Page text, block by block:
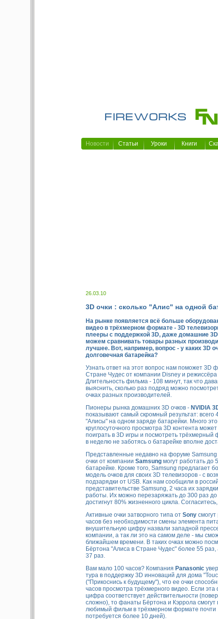
Новости Статьи Уроки Книги
26.03.10
3D очки : сколько "Алис" на одной
На рынке появляется всё больше
видео в трёхмерном формате - 3D
плееры с поддержкой 3D, даже домашние
можем сравнивать товары разных
лучшее. Вот, например, вопрос - у каких 3D
долговечная батарейка?
Узнать ответ на этот вопрос нам поможет 3D
Стране Чудес от компании Disney и
Длительность фильма - 108 минут, так что
выяснить, сколько раз подряд можно
очках разных производителей.
Пионеры рынка домашних 3D очков - NVIDIA
показывают самый скромный результат: всего
"Алисы" на одном заряде батарейки. Много
круглосуточного просмотра 3D контента
поиграть в 3D игры и посмотреть трёхмерный
в неделю не заботясь о батарейке вполне
Представленные недавно на форуме
очки от компанииSamsung могут работать до
батарейке. Кроме того, Samsung предлагает
модель очков для своих 3D телевизоров - с
подзарядки от USB. Как нам сообщили в
представительстве Samsung, 2 часа их
работы. Их можно перезаряжать до 300 раз до
достигнут 80% жизненного цикла.
Активные очки затворного типа отSony
часов без необходимости смены элемента
внушительную цифру назвали западной
компании, а так ли это на самом деле - мы
ближайшем времени. В таких очках можно
Бёртона "Алиса в Стране Чудес" более 55 раз,
37 раз.
Вам мало 100 часов? Компания Panasonic
тура в поддержку 3D инноваций для дома
("Прикоснись к будущему"), что ее очки
часов просмотра трёхмерного видео. Если эта
цифра соответствует действительности
сложно), то фанаты Бёртона и Кэррола смогут
любимый фильм в трёхмерном формате почти
потребуется более 10 дней).